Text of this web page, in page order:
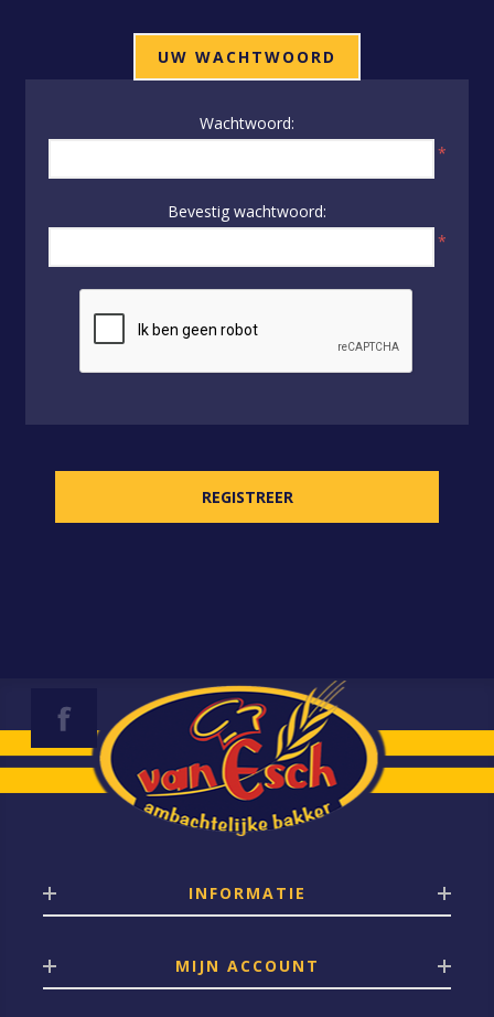
UW WACHTWOORD
Wachtwoord:
*
Bevestig wachtwoord:
*
INFORMATIE
MIJN ACCOUNT